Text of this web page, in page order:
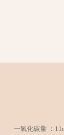
一氧化碳量 ：